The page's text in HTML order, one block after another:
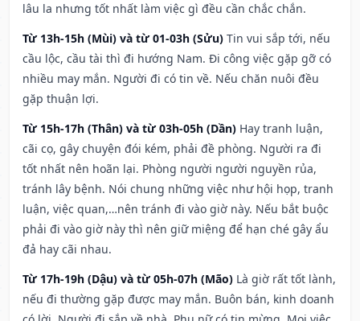
lâu la nhưng tốt nhất làm việc gì đều cần chắc chắn.
Từ 13h-15h (Mùi) và từ 01-03h (Sửu) Tin vui sắp tới, nếu
cầu lộc, cầu tài thì đi hướng Nam. Đi công việc gặp gỡ có
nhiều may mắn. Người đi có tin về. Nếu chăn nuôi đều
gặp thuận lợi.
Từ 15h-17h (Thân) và từ 03h-05h (Dần) Hay tranh luận,
cãi cọ, gây chuyện đói kém, phải đề phòng. Người ra đi
tốt nhất nên hoãn lại. Phòng người người nguyền rủa,
tránh lây bệnh. Nói chung những việc như hội họp, tranh
luận, việc quan,…nên tránh đi vào giờ này. Nếu bắt buộc
phải đi vào giờ này thì nên giữ miệng để hạn ché gây ẩu
đả hay cãi nhau.
Từ 17h-19h (Dậu) và từ 05h-07h (Mão) Là giờ rất tốt lành,
nếu đi thường gặp được may mắn. Buôn bán, kinh doanh